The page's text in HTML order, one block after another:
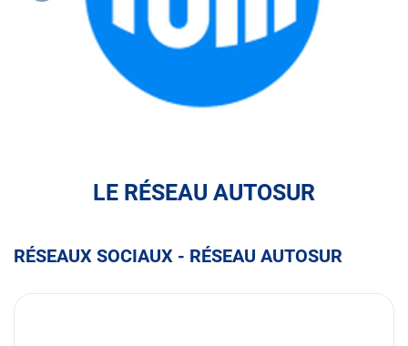
LE RÉSEAU AUTOSUR
RÉSEAUX SOCIAUX - RÉSEAU AUTOSUR